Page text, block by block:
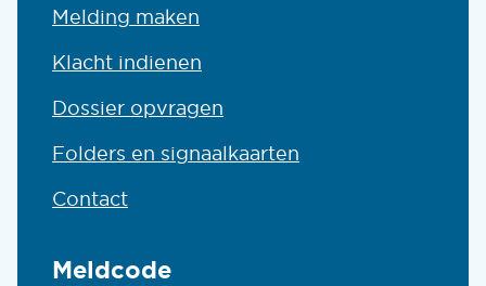
Melding maken
Klacht indienen
Dossier opvragen
Folders en signaalkaarten
Contact
Meldcode